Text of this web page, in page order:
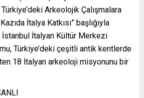
Arkeolojik Çalışmalara
İtalya Katkısı” başlığıyla
İstanbul İtalyan Kültür Merkezi
Türkiye’deki çeşitli antik kentlerde
18 İtalyan arkeoloji misyonunu bir